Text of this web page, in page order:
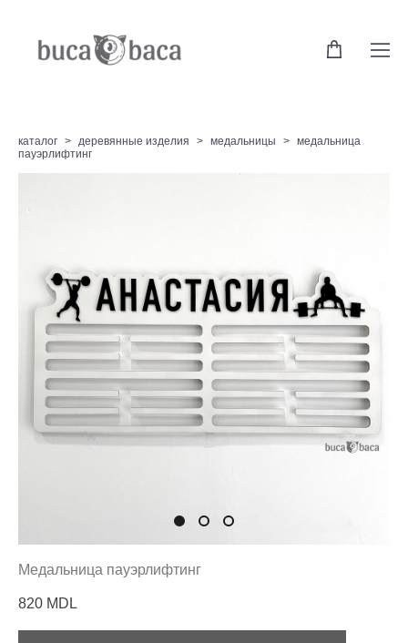
каталог > деревянные изделия > медальницы > медальница
пауэрлифтинг
Медальница пауэрлифтинг
820 MDL